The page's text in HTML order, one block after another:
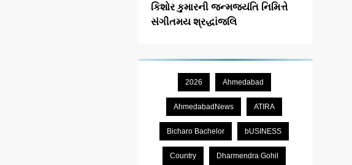
કિશોર કુમારની જન્મજયંતિ નિમિત્તે
સંગીતમય શ્રદ્ધાંજલિ
2026 Ahmedabad
AhmedabadNews ATIRA
Bicharo Bachelor bUSINESS
Country Dharmendra Gohil